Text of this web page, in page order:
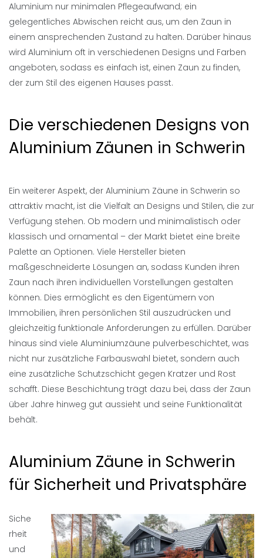
Aluminium nur minimalen Pflegeaufwand; ein
gelegentliches Abwischen reicht aus, um den Zaun in
einem ansprechenden Zustand zu halten. Darüber hinaus
wird Aluminium oft in verschiedenen Designs und Farben
angeboten, sodass es einfach ist, einen Zaun zu finden,
der zum Stil des eigenen Hauses passt.
Die verschiedenen Designs von
Aluminium Zäunen in Schwerin
Ein weiterer Aspekt, der Aluminium Zäune in Schwerin so
attraktiv macht, ist die Vielfalt an Designs und Stilen, die zur
Verfügung stehen. Ob modern und minimalistisch oder
klassisch und ornamental – der Markt bietet eine breite
Palette an Optionen. Viele Hersteller bieten
maßgeschneiderte Lösungen an, sodass Kunden ihren
Zaun nach ihren individuellen Vorstellungen gestalten
können. Dies ermöglicht es den Eigentümern von
Immobilien, ihren persönlichen Stil auszudrücken und
gleichzeitig funktionale Anforderungen zu erfüllen. Darüber
hinaus sind viele Aluminiumzäune pulverbeschichtet, was
nicht nur zusätzliche Farbauswahl bietet, sondern auch
eine zusätzliche Schutzschicht gegen Kratzer und Rost
schafft. Diese Beschichtung trägt dazu bei, dass der Zaun
über Jahre hinweg gut aussieht und seine Funktionalität
behält.
Aluminium Zäune in Schwerin
für Sicherheit und Privatsphäre
Siche
rheit
und